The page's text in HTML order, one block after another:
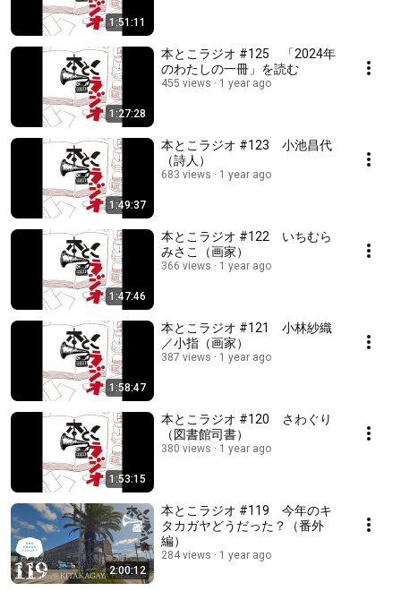
1:51:11
1:27:28
本とこラジオ #125 「2024年
のわたしの一冊」を読む
455 views 1 year ago
1:49:37
本とこラジオ #123 小池昌代
（詩人）
683 views 1 year ago
1:47:46
本とこラジオ #122 いちむら
みさこ（画家）
366 views 1 year ago
1:58:47
本とこラジオ #121 小林紗織
／小指（画家）
387 views 1 year ago
1:53:15
本とこラジオ #120 さわぐり
（図書館司書）
380 views 1 year ago
2:00:12
本とこラジオ #119 今年のキ
タカガヤどうだった？（番外
編）
284 views 1 year ago